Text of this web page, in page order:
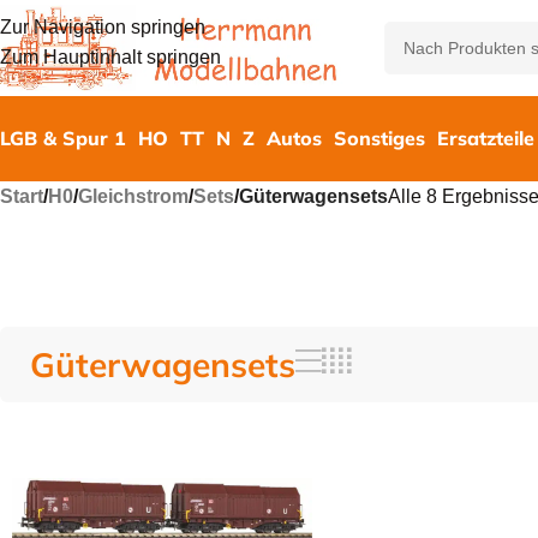
Zur Navigation springen
Zum Hauptinhalt springen
LGB & Spur 1 HO TT N Z Autos Sonstiges Ersatzteile
Start/H0/Gleichstrom/Sets/GüterwagensetsAlle 8
Güterwagensets